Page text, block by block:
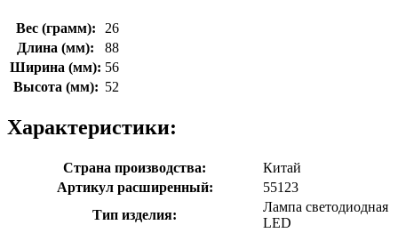
Вес (грамм):
26
Длина (мм):
88
Ширина (мм): 56
Высота (мм): 52
Характеристики:
Страна производства:
Китай
Артикул расширенный:
55123
Тип изделия:
Лампа светодиодная
LED